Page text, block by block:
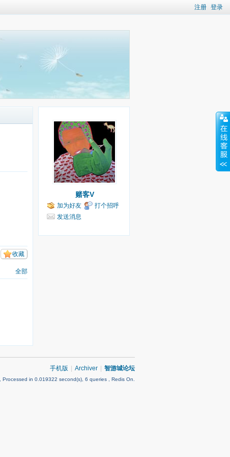
注册 登录
收藏
全部
赌客V
加为好友
打个招呼
发送消息
手机版 Archiver 智游城论坛
, Processed in 0.019322 second(s), 6 queries , Redis On.